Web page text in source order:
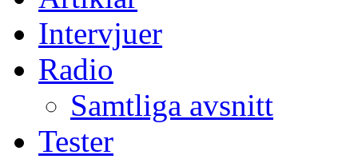
Intervjuer
Radio
Samtliga avsnitt
Tester